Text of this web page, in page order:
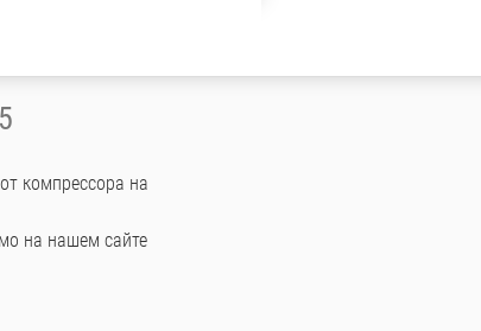
компрессора на
на нашем сайте